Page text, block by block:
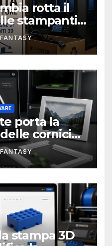
rotta il
stampanti
FANTASY
porta la
cornici
direttamente
FANTASY
stampa 3D